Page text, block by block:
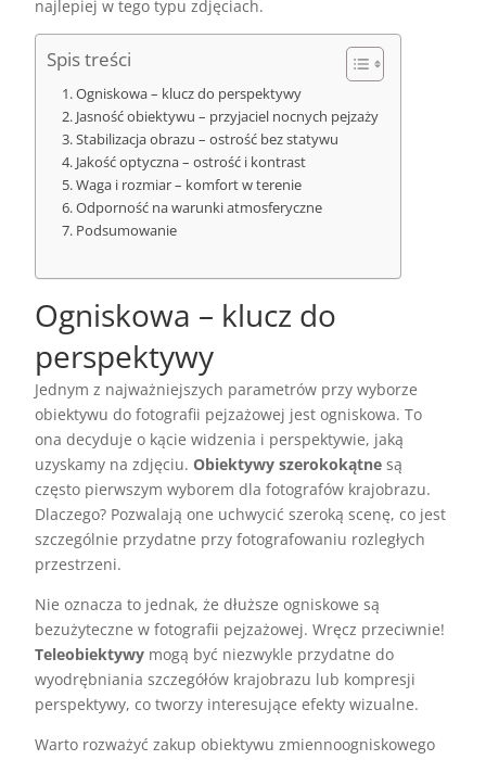
najlepiej w tego typu zdjęciach.
Spis treści
Ogniskowa – klucz do perspektywy
Jasność obiektywu – przyjaciel nocnych pejzaży
Stabilizacja obrazu – ostrość bez statywu
Jakość optyczna – ostrość i kontrast
Waga i rozmiar – komfort w terenie
Odporność na warunki atmosferyczne
Podsumowanie
Ogniskowa – klucz do
perspektywy
Jednym z najważniejszych parametrów przy wyborze
obiektywu do fotografii pejzażowej jest ogniskowa. To
ona decyduje o kącie widzenia i perspektywie, jaką
uzyskamy na zdjęciu.Obiektywy szerokokątne są
często pierwszym wyborem dla fotografów krajobrazu.
Dlaczego? Pozwalają one uchwycić szeroką scenę, co jest
szczególnie przydatne przy fotografowaniu rozległych
przestrzeni.
Nie oznacza to jednak, że dłuższe ogniskowe są
bezużyteczne w fotografii pejzażowej. Wręcz przeciwnie!
Teleobiektywy mogą być niezwykle przydatne do
wyodrębniania szczegółów krajobrazu lub kompresji
perspektywy, co tworzy interesujące efekty wizualne.
Warto rozważyć zakup obiektywu zmiennoogniskowego